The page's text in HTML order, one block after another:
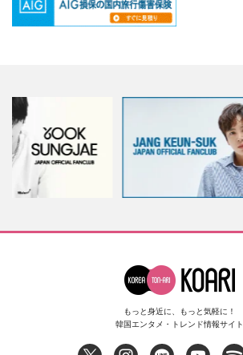
もっと身近に、もっと気軽に！
韓国エンタメ・トレンド情報サイト